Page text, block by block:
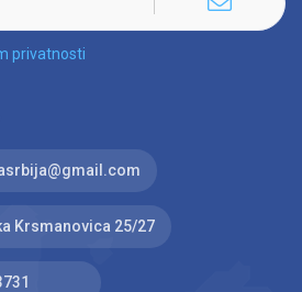
privatnosti
Krsmanovica 25/27